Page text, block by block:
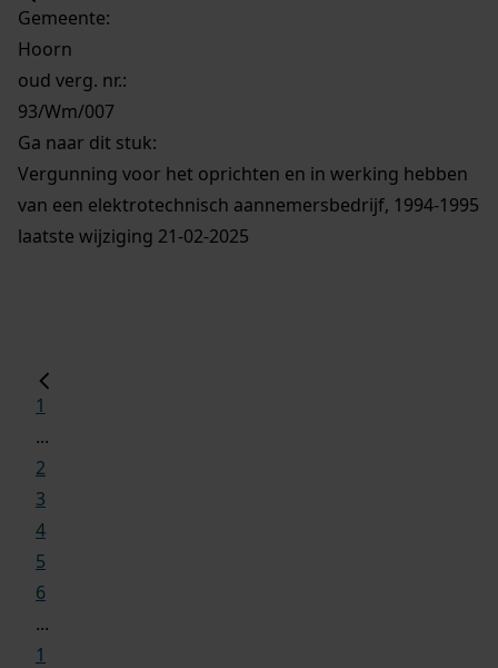
Gemeente:
Hoorn
oud verg. nr.:
93/Wm/007
Ga naar dit stuk:
Vergunning voor het oprichten en in werking hebben
van een elektrotechnisch aannemersbedrijf, 1994-1995
laatste wijziging 21-02-2025
1
...
2
3
4
5
6
...
1